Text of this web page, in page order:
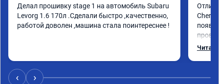
Делал прошивку stage 1 на автомобиль Subaru
Levorg 1.6 170л .Сделали быстро ,качественно,
работой доволен ,машина стала поинтереснее !
Chery
‹ ›